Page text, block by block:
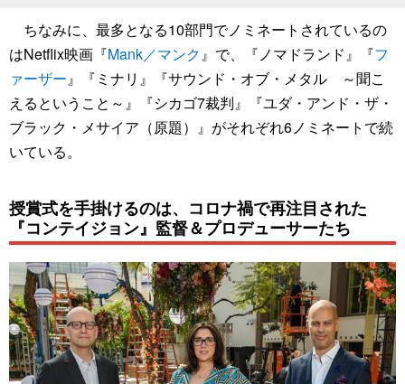
ちなみに、最多となる10部門でノミネートされているの
はNetflix映画『Mank／マンク 』で、『ノマドランド』『フ
ァーザー 』『ミナリ』『サウンド・オブ・メタル ～聞こ
えるということ～』『シカゴ7裁判』『ユダ・アンド・ザ・
ブラック・メサイア（原題）』がそれぞれ6ノミネートで続
いている。
授賞式を手掛けるのは、コロナ禍で再注目された
『コンテイジョン』監督＆プロデューサーたち